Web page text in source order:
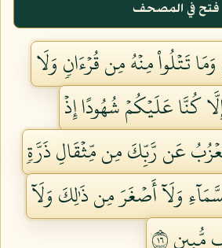
فتح في المصحف
تَتۡلُواْ مِنۡهُ مِن قُرۡءَانٖ وَلَا
كُنَّا عَلَيۡكُمۡ شُهُودًا إِذۡ
عَن رَّبِّكَ مِن مِّثۡقَالِ ذَرَّةٖ
وَلَآ أَصۡغَرَ مِن ذَٰلِكَ وَلَآ
٦١